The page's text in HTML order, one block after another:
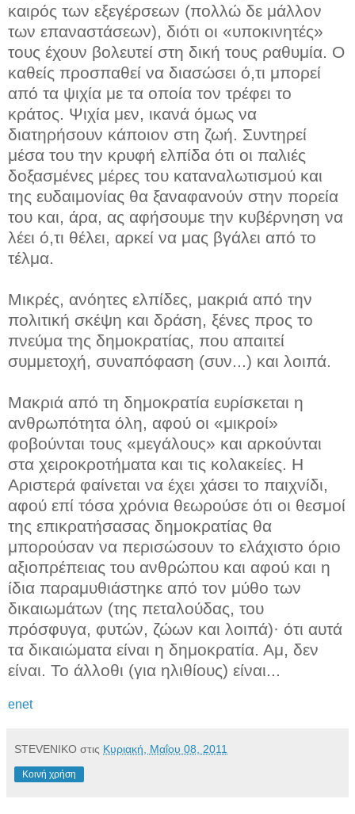
καιρός των εξεγέρσεων (πολλώ δε μάλλον
των επαναστάσεων), διότι οι «υποκινητές»
τους έχουν βολευτεί στη δική τους ραθυμία. Ο
καθείς προσπαθεί να διασώσει ό,τι μπορεί
από τα ψιχία με τα οποία τον τρέφει το
κράτος. Ψιχία μεν, ικανά όμως να
διατηρήσουν κάποιον στη ζωή. Συντηρεί
μέσα του την κρυφή ελπίδα ότι οι παλιές
δοξασμένες μέρες του καταναλωτισμού και
της ευδαιμονίας θα ξαναφανούν στην πορεία
του και, άρα, ας αφήσουμε την κυβέρνηση να
λέει ό,τι θέλει, αρκεί να μας βγάλει από το
τέλμα.
Μικρές, ανόητες ελπίδες, μακριά από την
πολιτική σκέψη και δράση, ξένες προς το
πνεύμα της δημοκρατίας, που απαιτεί
συμμετοχή, συναπόφαση (συν...) και λοιπά.
Μακριά από τη δημοκρατία ευρίσκεται η
ανθρωπότητα όλη, αφού οι «μικροί»
φοβούνται τους «μεγάλους» και αρκούνται
στα χειροκροτήματα και τις κολακείες. Η
Αριστερά φαίνεται να έχει χάσει το παιχνίδι,
αφού επί τόσα χρόνια θεωρούσε ότι οι θεσμοί
της επικρατήσασας δημοκρατίας θα
μπορούσαν να περισώσουν το ελάχιστο όριο
αξιοπρέπειας του ανθρώπου και αφού και η
ίδια παραμυθιάστηκε από τον μύθο των
δικαιωμάτων (της πεταλούδας, του
πρόσφυγα, φυτών, ζώων και λοιπά)· ότι αυτά
τα δικαιώματα είναι η δημοκρατία. Αμ, δεν
είναι. Το άλλοθι (για ηλιθίους) είναι...
enet
STEVENIKO στις Κυριακή, Μαΐου 08, 2011
Κοινή χρήση